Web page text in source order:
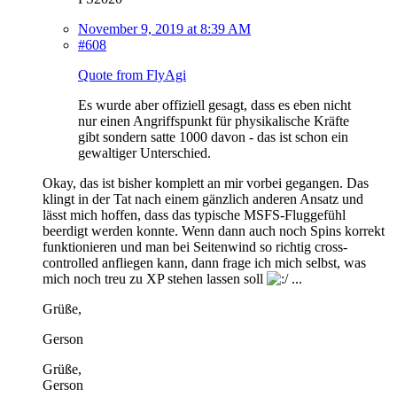
November 9, 2019 at 8:39 AM
#608
Quote from FlyAgi
Es wurde aber offiziell gesagt, dass es eben nicht
nur einen Angriffspunkt für physikalische Kräfte
gibt sondern satte 1000 davon - das ist schon ein
gewaltiger Unterschied.
Okay, das ist bisher komplett an mir vorbei gegangen. Das
klingt in der Tat nach einem gänzlich anderen Ansatz und
lässt mich hoffen, dass das typische MSFS-Fluggefühl
beerdigt werden konnte. Wenn dann auch noch Spins korrekt
funktionieren und man bei Seitenwind so richtig cross-
controlled anfliegen kann, dann frage ich mich selbst, was
mich noch treu zu XP stehen lassen soll
...
Grüße,
Gerson
Grüße,
Gerson